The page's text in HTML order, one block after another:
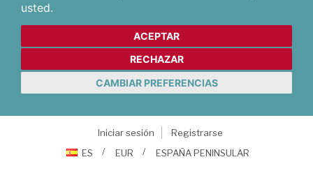
usted.
ACEPTAR
RECHAZAR
CAMBIAR PREFERENCIAS
Iniciar sesión
Registrarse
ES
EUR ESPAÑA PENINSULAR